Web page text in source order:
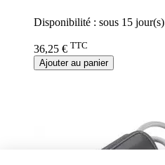
Disponibilité : sous 15 jour(s)
36,25 € TTC
Ajouter au panier